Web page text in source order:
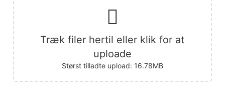
Træk filer hertil eller klik for at
uploade
Størst tilladte upload: 16.78MB